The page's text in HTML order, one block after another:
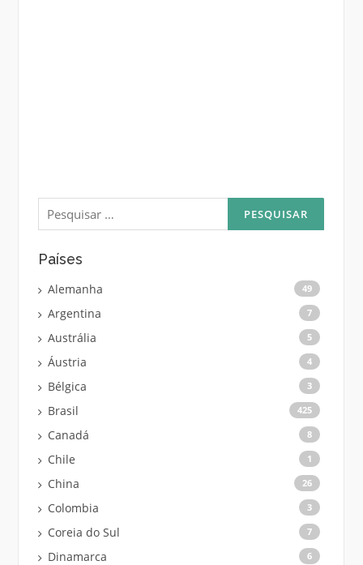
Pesquisar
por:
Países
Alemanha 49
Argentina 7
Austrália 5
Áustria 4
Bélgica 3
Brasil 425
Canadá 8
Chile 1
China 26
Colombia 3
Coreia do Sul 7
Dinamarca 6